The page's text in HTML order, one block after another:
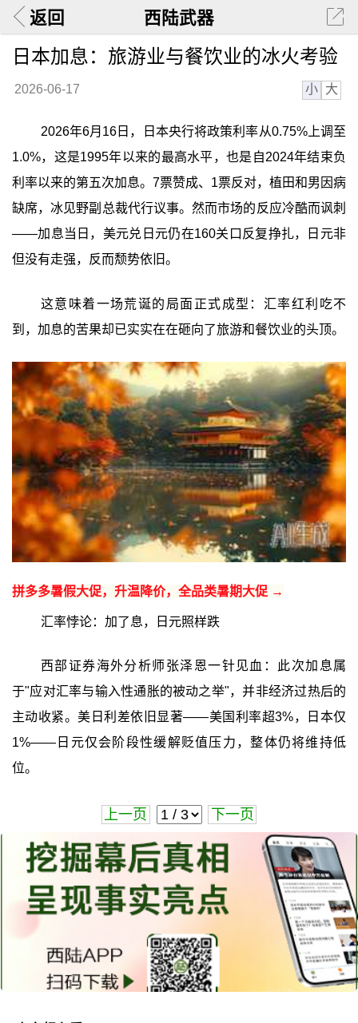
返回 西陆武器
日本加息：旅游业与餐饮业的冰火考验
2026-06-17 小 大
2026年6月16日，日本央行将政策利率从0.75%上调至
1.0%，这是1995年以来的最高水平，也是自2024年结束负
利率以来的第五次加息。7票赞成、1票反对，植田和男因病
缺席，冰见野副总裁代行议事。然而市场的反应冷酷而讽刺
——加息当日，美元兑日元仍在160关口反复挣扎，日元非
但没有走强，反而颓势依旧。
这意味着一场荒诞的局面正式成型：汇率红利吃不
到，加息的苦果却已实实在在砸向了旅游和餐饮业的头顶。
拼多多暑假大促，升温降价，全品类暑期大促 →
汇率悖论：加了息，日元照样跌
西部证券海外分析师张泽恩一针见血：此次加息属
于"应对汇率与输入性通胀的被动之举"，并非经济过热后的
主动收紧。美日利差依旧显著——美国利率超3%，日本仅
1%——日元仅会阶段性缓解贬值压力，整体仍将维持低
位。
上一页 下一页